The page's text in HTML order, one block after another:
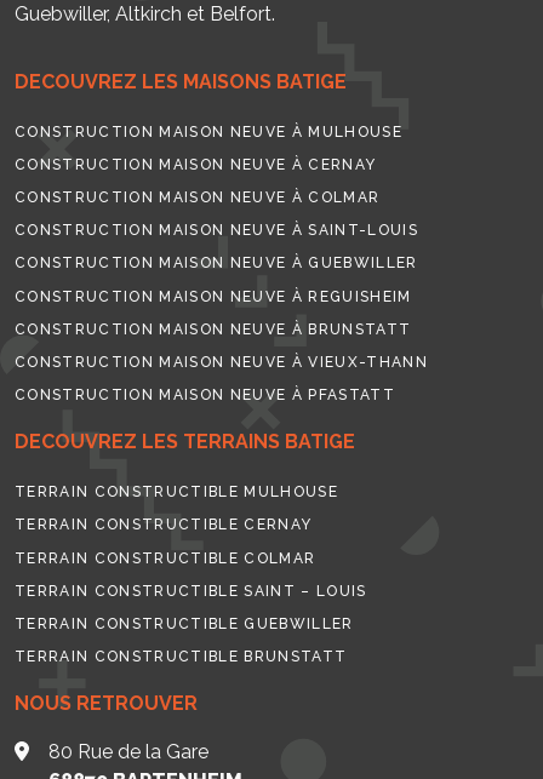
Guebwiller, Altkirch et Belfort.
NOUS RETROUVER
80 Rue de la Gare
DECOUVREZ LES MAISONS BATIGE
CONSTRUCTION MAISON NEUVE À MULHOUSE
CONSTRUCTION MAISON NEUVE À CERNAY
CONSTRUCTION MAISON NEUVE À COLMAR
CONSTRUCTION MAISON NEUVE À SAINT-LOUIS
CONSTRUCTION MAISON NEUVE À GUEBWILLER
CONSTRUCTION MAISON NEUVE À REGUISHEIM
CONSTRUCTION MAISON NEUVE À BRUNSTATT
CONSTRUCTION MAISON NEUVE À VIEUX-THANN
CONSTRUCTION MAISON NEUVE À PFASTATT
DECOUVREZ LES TERRAINS BATIGE
TERRAIN CONSTRUCTIBLE MULHOUSE
TERRAIN CONSTRUCTIBLE CERNAY
TERRAIN CONSTRUCTIBLE COLMAR
TERRAIN CONSTRUCTIBLE SAINT – LOUIS
TERRAIN CONSTRUCTIBLE GUEBWILLER
TERRAIN CONSTRUCTIBLE BRUNSTATT